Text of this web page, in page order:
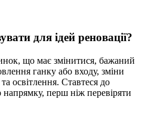
для ідей реновації?
що має змінитися, бажаний
ганку або входу, зміни
освітлення. Ставтеся до
напрямку, перш ніж перевіряти